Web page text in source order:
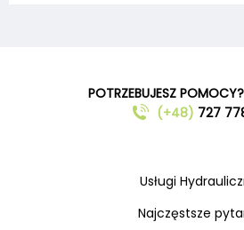
POTRZEBUJESZ
(+48) 727
Usługi
Najczęstsze